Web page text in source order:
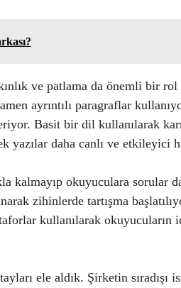
ve patlama da önemli bir
ayrıntılı paragraflar
Basit bir dil kullanılarak
yazılar daha canlı ve etkileyici
kalmayıp okuyuculara sorular
zihinlerde tartışma
kullanılarak okuyucuların
ele aldık. Şirketin sıradışı